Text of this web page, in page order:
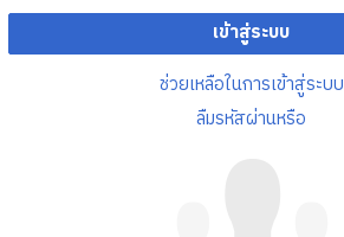
เข้าสู่ระบบ
ช่วยเหลือในการเข้าสู่ระบบ
ลืมรหัสผ่านหรือ